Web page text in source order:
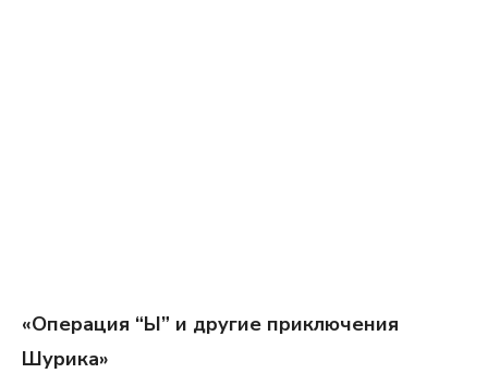
«Операция “Ы” и другие приключения
Шурика»